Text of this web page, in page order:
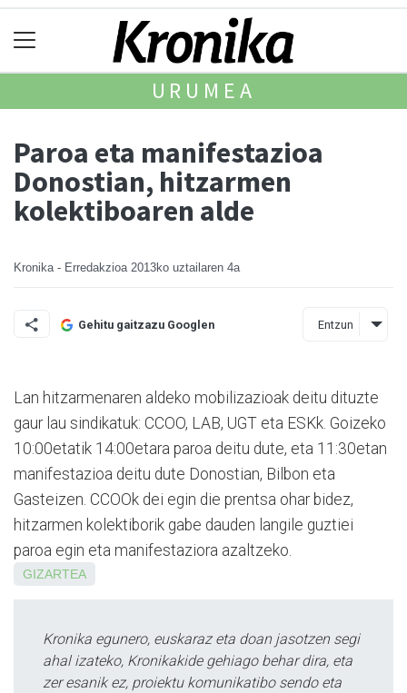
URUMEA
Paroa eta manifestazioa
Donostian, hitzarmen
kolektiboaren alde
Kronika - Erredakzioa 2013ko uztailaren 4a
Gehitu gaitzazu Googlen Entzun
Lan hitzarmenaren aldeko mobilizazioak deitu dituzte
gaur lau sindikatuk: CCOO, LAB, UGT eta ESKk. Goizeko
10:00etatik 14:00etara paroa deitu dute, eta 11:30etan
manifestazioa deitu dute Donostian, Bilbon eta
Gasteizen. CCOOk dei egin die pren­tsa ohar bidez,
hitzarmen kolektiborik gabe dauden langile guztiei
paroa egin eta manifestaziora azaltzeko.
GIZARTEA
Kronika egunero, euskaraz eta doan jasotzen segi
ahal izateko, Kronikakide gehiago behar dira, eta
zer esanik ez, proiektu komunikatibo sendo eta